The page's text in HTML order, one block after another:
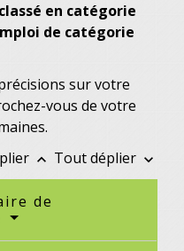
en catégorie
de catégorie
sur votre
vous de votre
keyboard_arrow_up Tout déplier keyboard_arrow_down
de